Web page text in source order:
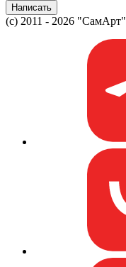
Написать
(c) 2011 - 2026 "СамАрт"